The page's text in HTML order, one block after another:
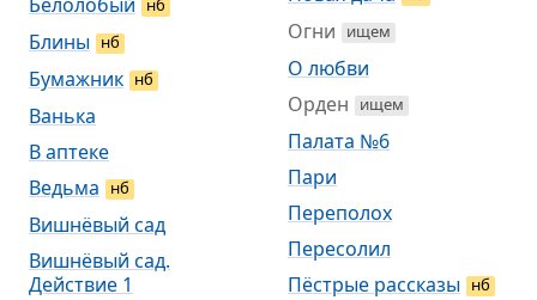
нб
Блины нб
Бумажник нб
Ванька
В аптеке
Ведьма
нб
Вишнёвый сад
Вишнёвый сад.
Действие 1
Огни ищем
О любви
Орден
ищем
Палата №6
Пари
Переполох
Пересолил
Пёстрые рассказы нб